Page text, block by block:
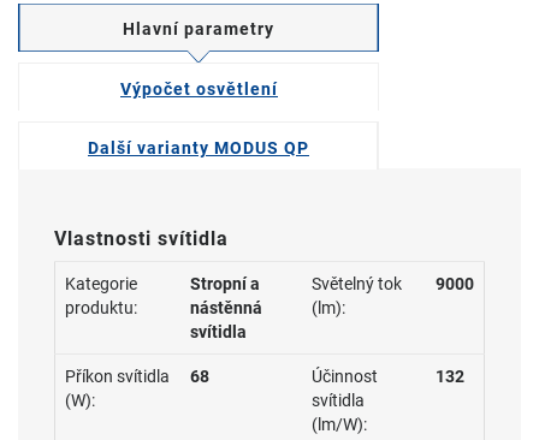
Hlavní parametry
Výpočet osvětlení
Další varianty MODUS QP
Vlastnosti svítidla
Kategorie
produktu:
Stropní a
nástěnná
svítidla
Světelný tok
(lm):
9000
Příkon svítidla
(W):
68
Účinnost
svítidla
(lm/W):
132